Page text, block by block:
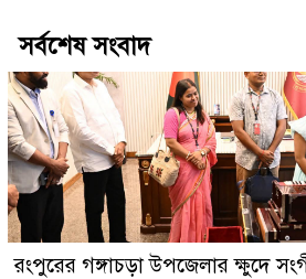
সর্বশেষ সংবাদ
রংপুরের গঙ্গাচড়া উপজেলার ক্ষুদে